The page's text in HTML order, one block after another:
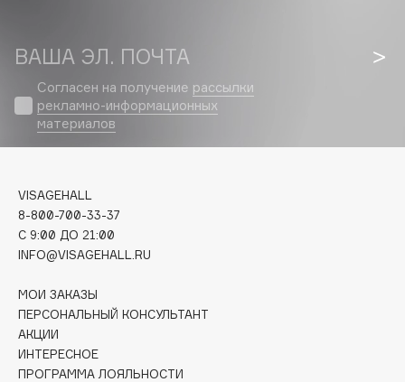
Carmex
Catrice
Celimax
Clarins
Clarins Precious
НОВИНКА
Clive Christian
Club De Nuit
Collagenina
ВАША ЭЛ. ПОЧТА
Согласен на получение рассылки
рекламно-информационных
материалов
VISAGEHALL
8-800-700-33-37
C 9:00 ДО 21:00
INFO@VISAGEHALL.RU
МОИ ЗАКАЗЫ
ПЕРСОНАЛЬНЫЙ КОНСУЛЬТАНТ
АКЦИИ
ИНТЕРЕСНОЕ
ПРОГРАММА ЛОЯЛЬНОСТИ